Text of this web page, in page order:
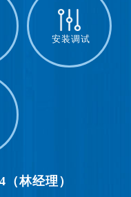
安装调试
林经理）